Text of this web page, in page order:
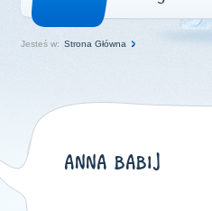
Jesteś w: Strona Główna
ANNA BABIJ